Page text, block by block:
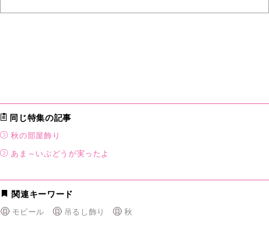
同じ特集の記事
秋の部屋飾り
あま～いぶどうが実ったよ
関連キーワード
モビール 吊るし飾り 秋